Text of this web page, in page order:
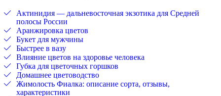
Актинидия — дальневосточная экзотика для Средней
полосы России
Аранжировка цветов
Букет для мужчины
Быстрее в вазу
Влияние цветов на здоровье человека
Губка для цветочных горшков
Домашнее цветоводство
Жимолость Фиалка: описание сорта, отзывы,
характеристики